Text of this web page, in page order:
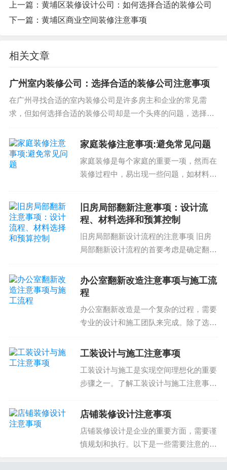
购买房子时，尽量选择购买房子的环保，早期的绿
题，不仅会增加购房者的成本，也会增加风险。房
子是否存在污染问题，最好是选择购买房子环保早
期的绿色房子。
黄埔区新房装修注意事项
司很重要。通过黄埔区新房装修注意事项，购买房
子之前可以了解房子的整体质量和规划问题。通过
这些信息，购买房子前可以较好的选择房子，减少
后期的风险问题。如果想去黄埔区找到具有实力和
者咨询朋友。了解黄埔区新房装修注意事项，才能
避开潜在风险，找到合适的装修公司，合理的设计
方案，高质的施工服务，满意的空间改造效果。关
适的装修公司，房子的整体质量和规划问题。在黄
埔区进行装修时，最关键的是选择合适的装修公
司。因为选择合适的装修公司，会直接影响到后期
择，也会直接影响到后期房子售价的多少。装修公
司的选择，应该选择具有信誉度和实力。选择装修
公司时，应该选择装修公司具有强大的实力和信誉
上一篇： 黄埔区装修设计公司：如何选择合适的装修公司
下一篇： 黄埔区商业空间装修注意事项
相关文章
广州室内装修公司：选择合适的装修公司注意事项
在广州寻找合适的室内装修公司是许多房主和企业的常见需
求，但如何选择合适的装修公司却是一个头疼的问题，选择不
此，选择合适的装修公司需要注意以下几点事项...
家庭装修注意事项:避免常见问题
家庭装修是每个家庭的重要一项，然而在
装修过程中，易出现一些问题，如材料选
预算。因此，家庭装修注意事项非常重
要，下面我们就来讨论一...
旧房局部翻新注意事项：设计流
程、材料选择和预算控制
旧房局部翻新设计流程的注意事项 旧房
局部翻新设计流程的首要考虑是确定翻新
际情况，设计师可以制定出合适的设计方
案和施工计划。例如，在进行局部翻新
办公室翻新改造注意事项与施工流
程
办公室翻新改造是一个复杂的过程，需要
专业的设计和施工团队来完成。除了选择
室翻新改造的注意事项和施工流程也非常
到美观且高效的办公空...
工装设计与施工注意事项
工装设计与施工是实现空间理想化的重要
步骤之一。了解工装设计与施工注意事项
中，我们发现很多客户在进行装修或者翻
比如，设计师在选择材...
店铺装修设计注意事项
店铺装修设计是企业的重要方面，需要谨
慎规划和执行。以下是一些需要注意的事